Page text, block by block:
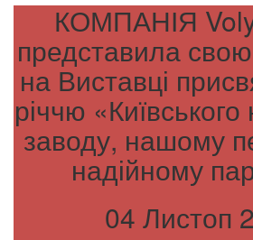
КОМПАНІЯ
представила
на Виставці
річчю
заводу, нашому
надійному
04 Листоп